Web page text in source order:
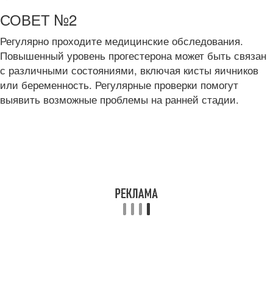
СОВЕТ №2
Регулярно проходите медицинские обследования.
Повышенный уровень прогестерона может быть связан
с различными состояниями, включая кисты яичников
или беременность. Регулярные проверки помогут
выявить возможные проблемы на ранней стадии.